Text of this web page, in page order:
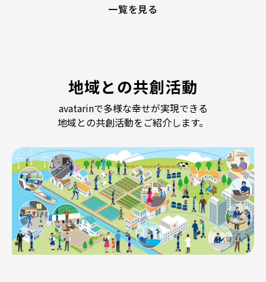
一覧を見る
地域との共創活動
avatarinで多様な幸せが実現できる
地域との共創活動をご紹介します。